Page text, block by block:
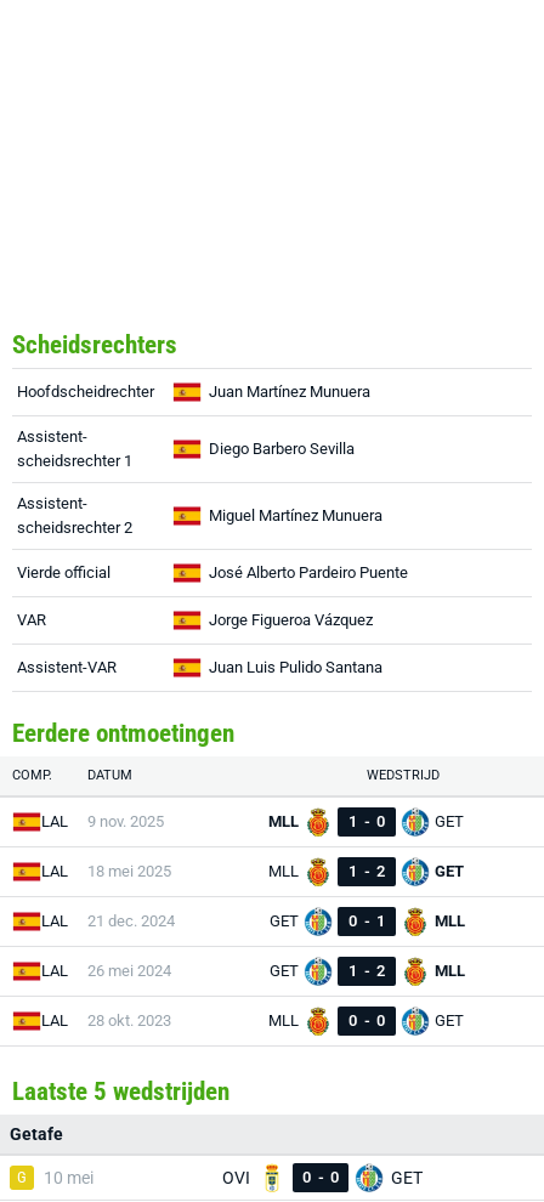
Scheidsrechters
Hoofdscheidrechter Juan Martínez Munuera
Assistent-
scheidsrechter 1
Diego Barbero Sevilla
Assistent-
scheidsrechter 2
Miguel Martínez Munuera
Vierde official José Alberto Pardeiro Puente
VAR Jorge Figueroa Vázquez
Assistent-VAR Juan Luis Pulido Santana
Eerdere ontmoetingen
COMP. DATUM WEDSTRIJD
LAL 9 nov. 2025 MLL 1 - 0 GET
LAL 18 mei 2025 MLL 1 - 2 GET
LAL 21 dec. 2024 GET 0 - 1 MLL
LAL 26 mei 2024 GET 1 - 2 MLL
LAL 28 okt. 2023 MLL 0 - 0 GET
Laatste 5 wedstrijden
Getafe
G 10 mei OVI 0 - 0 GET